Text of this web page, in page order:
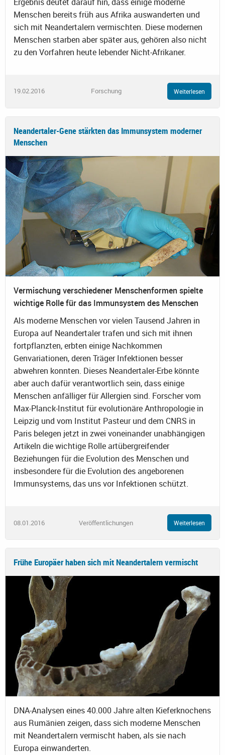
Menschen bereits früh aus Afrika auswanderten und
sich mit Neandertalern vermischten. Diese modernen
Menschen starben aber später aus, gehören also nicht
zu den Vorfahren heute lebender Nicht-Afrikaner.
19.02.2016 Forschung Weiterlesen
Neandertaler-Gene stärkten das Immunsystem moderner
Menschen
Vermischung verschiedener Menschenformen spielte
wichtige Rolle für das Immunsystem des Menschen
Als moderne Menschen vor vielen Tausend Jahren in
Europa auf Neandertaler trafen und sich mit ihnen
fortpflanzten, erbten einige Nachkommen
Genvariationen, deren Träger Infektionen besser
abwehren konnten. Dieses Neandertaler-Erbe könnte
aber auch dafür verantwortlich sein, dass einige
Menschen anfälliger für Allergien sind. Forscher vom
Max-Planck-Institut für evolutionäre Anthropologie in
Leipzig und vom Institut Pasteur und dem CNRS in
Paris belegen jetzt in zwei voneinander unabhängigen
Artikeln die wichtige Rolle artübergreifender
Beziehungen für die Evolution des Menschen und
insbesondere für die Evolution des angeborenen
Immunsystems, das uns vor Infektionen schützt.
08.01.2016 Veröffentlichungen Weiterlesen
Frühe Europäer haben sich mit Neandertalern vermischt
DNA-Analysen eines 40.000 Jahre alten Kieferknochens
aus Rumänien zeigen, dass sich moderne Menschen
mit Neandertalern vermischt haben, als sie nach
Europa einwanderten.